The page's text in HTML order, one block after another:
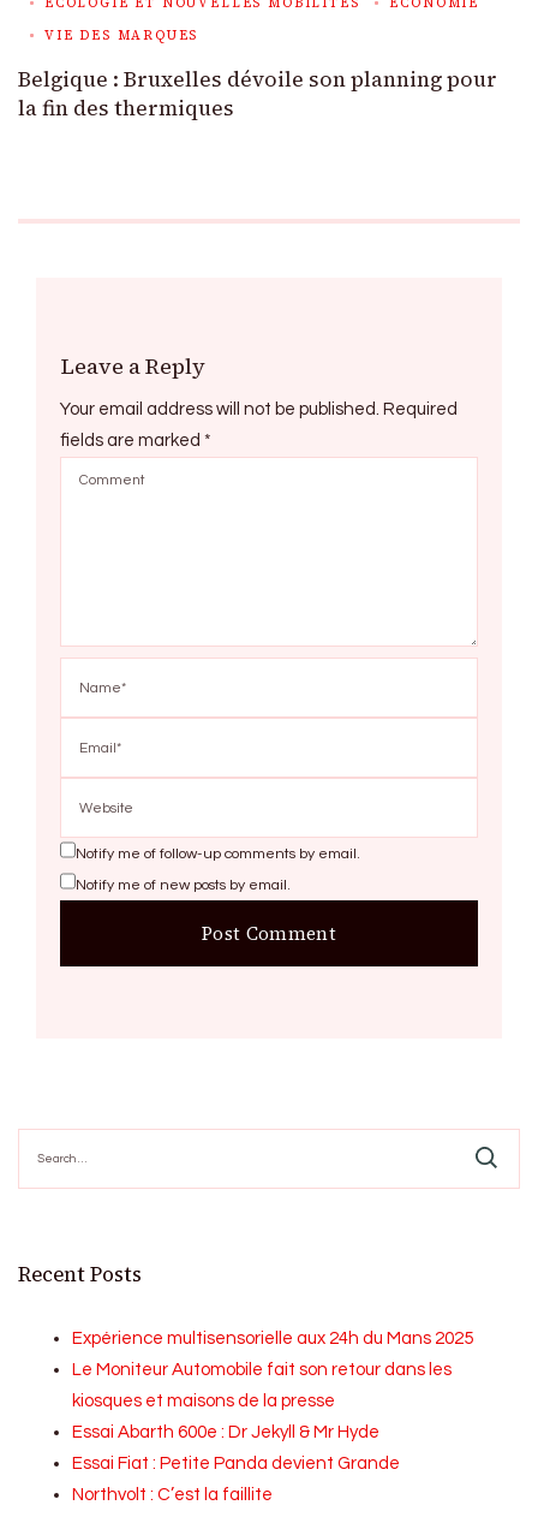
VIE DES MARQUES
Belgique : Bruxelles dévoile son planning pour
la fin des thermiques
Leave a Reply
Your email address will not be published.
Required
fields are marked *
Notify me of follow-up comments by email.
Notify me of new posts by email.
for:
Recent Posts
Expérience multisensorielle aux 24h du Mans 2025
Le Moniteur Automobile fait son retour dans les
kiosques et maisons de la presse
Essai Abarth 600e : Dr Jekyll & Mr Hyde
Essai Fiat : Petite Panda devient Grande
Northvolt : C’est la faillite